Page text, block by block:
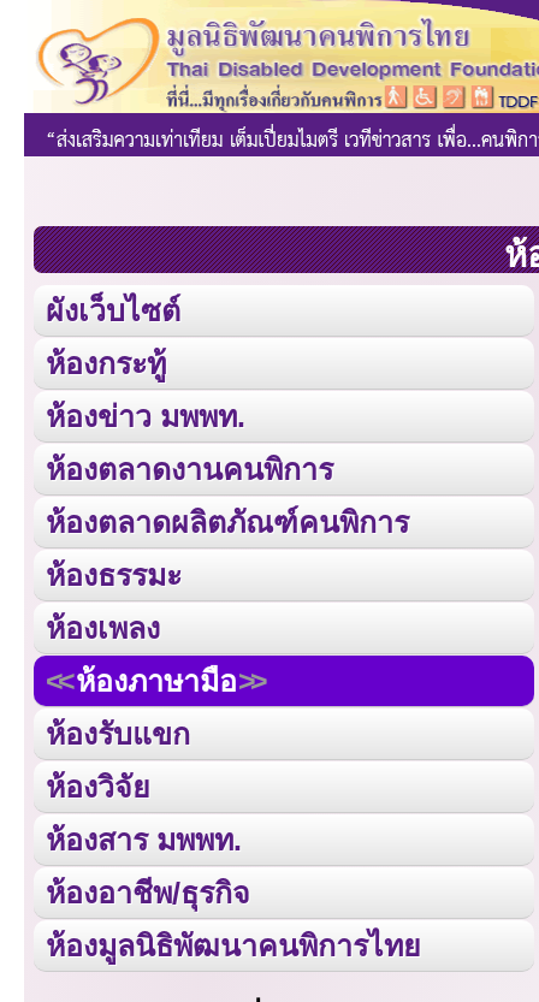
ห้
ผังเว็บไซต์
ห้องกระทู้
ห้องข่าว มพพท.
ห้องตลาดงานคนพิการ
ห้องตลาดผลิตภัณฑ์คนพิการ
ห้องธรรมะ
ห้องเพลง
ห้องภาษามือ
ห้องรับแขก
ห้องวิจัย
ห้องสาร มพพท.
ห้องอาชีพ/ธุรกิจ
ห้องมูลนิธิพัฒนาคนพิการไทย